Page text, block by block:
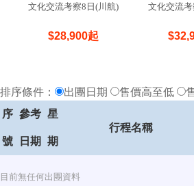
文化交流考察8日(川航)
$28,900起
文化交流
$
排序條件： 出團日期 售價高至低
序
號
參考
日期
星
期
行程名稱
目前無任何出團資料